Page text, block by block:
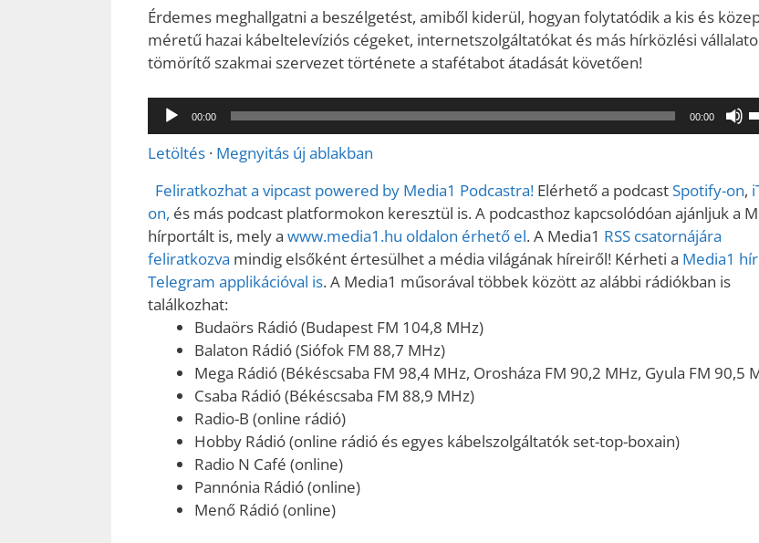
Érdemes meghallgatni a beszélgetést, amiből kiderül, hogyan folytatódik a kis és
méretű hazai kábeltelevíziós cégeket, internetszolgáltatókat és más hírközlési
tömörítő szakmai szervezet története a stafétabot átadását követően!
Audió
lejátszó
00:00 00:00
a
Letöltés · Megnyitás új ablakban
Feliratkozhat a vipcast powered by Media1 Podcastra! Elérhető a podcastSpotify-on,
on, és más podcast platformokon keresztül is. A podcasthoz kapcsolódóan ajánljuk a
hírportált is, mely a www.media1.hu oldalon érhető el. A Media1 RSS csatornájára
feliratkozva mindig elsőként értesülhet a média világának híreiről! Kérheti a Media1
Telegram applikációval is. A Media1 műsorával többek között az alábbi rádiókban is
találkozhat:
Budaörs Rádió (Budapest FM 104,8 MHz)
Balaton Rádió (Siófok FM 88,7 MHz)
Mega Rádió (Békéscsaba FM 98,4 MHz, Orosháza FM 90,2 MHz, Gyula FM 90,5
Csaba Rádió (Békéscsaba FM 88,9 MHz)
Radio-B (online rádió)
Hobby Rádió (online rádió és egyes kábelszolgáltatók set-top-boxain)
Radio N Café (online)
Pannónia Rádió (online)
Menő Rádió (online)